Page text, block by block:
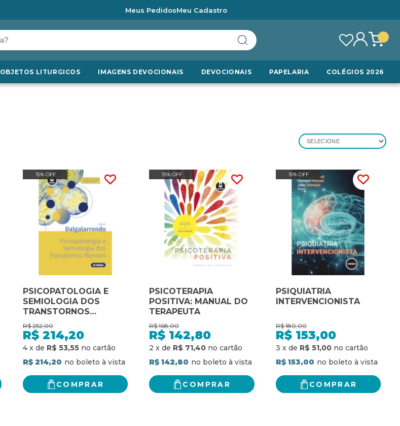
Meus PedidosMeu Cadastro
OBJETOS LITURGICOS IMAGENS DEVOCIONAIS DEVOCIONAIS PAPELARIA COLÉGIOS 2026
SELECIONE
15% OFF
PSICOPATOLOGIA E
SEMIOLOGIA DOS
TRANSTORNOS
MENTAIS
R$ 252,00
R$ 214,20
4 x de R$ 53,55
R$ 214,20
COMPRAR
15% OFF
PSICOTERAPIA
POSITIVA: MANUAL DO
TERAPEUTA
R$ 168,00
R$ 142,80
2 x de R$ 71,40
R$ 142,80
COMPRAR
15% OFF
PSIQUIATRIA
INTERVENCIONISTA
R$ 180,00
R$ 153,00
3 x de R$ 51,00
R$ 153,00
COMPRAR